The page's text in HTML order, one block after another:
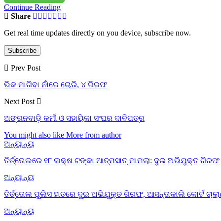
Continue Reading
Share
Get real time updates directly on you device, subscribe now.
Subscribe
Prev Post
ଭିକ ମାଗିବା ନାଁରେ ଚୋରି, ୪ ଗିରଫ
Next Post
ଅଙ୍ଗନବାଡ଼ି କର୍ମୀ ଓ ସହାୟିକା ସଂଘର ଦାବିପତ୍ର
You might also like More from author
ଅନ୍ୟାନ୍ୟ
ତିର୍ତ୍ତୋଲରେ ୧୮ ଲକ୍ଷ ଟଙ୍କା ଆତ୍ମସାତ୍ ମାମଲା: ଦୁଇ ଅଭିଯୁକ୍ତ ଗିରଫ
ଅନ୍ୟାନ୍ୟ
ତିର୍ତ୍ତୋଲ ପୁଲିସ ହାତରେ ଦୁଇ ଅଭିଯୁକ୍ତ ଗିରଫ, ଆସନ୍ତାକାଲି କୋର୍ଟ
ଅନ୍ୟାନ୍ୟ